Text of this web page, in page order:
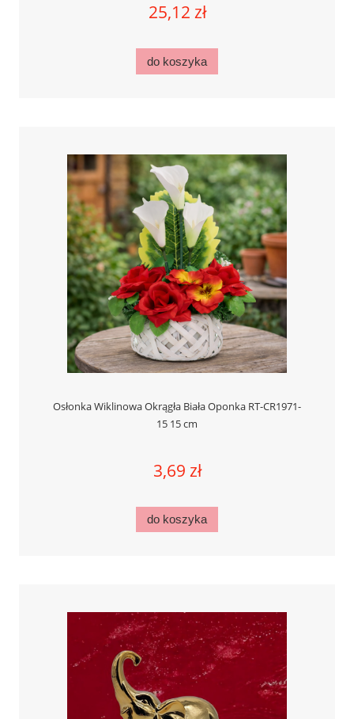
25,12 zł
do koszyka
Osłonka Wiklinowa Okrągła Biała Oponka RT-CR1971-
15 15 cm
3,69 zł
do koszyka